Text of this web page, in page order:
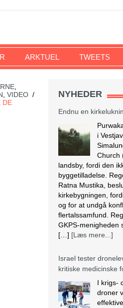
ARKTUEL TWEETS
VIDEO /
DE
NYHEDER
Endnu en
i
Church
landsby, fordi den
byggetilladelse.
Ratna Mustika,
kirkebygningen,
og for at undgå
flertalssamfund.
GKPS-menigheden
[…] [Læs mere...]
Israel tester
kritiske medicinske
I krigs-
droner